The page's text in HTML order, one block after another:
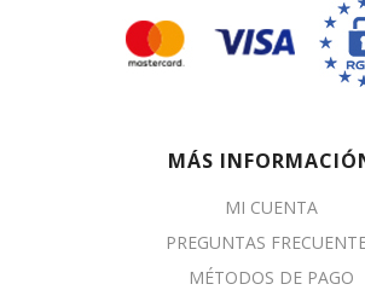
MÁS
MI CUENTA
PREGUNTAS
MÉTODOS DE PAGO